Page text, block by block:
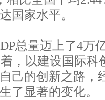
国家水平。
总量迈上了4万
，以建设国际科
己的创新之路，
了显著的变化。